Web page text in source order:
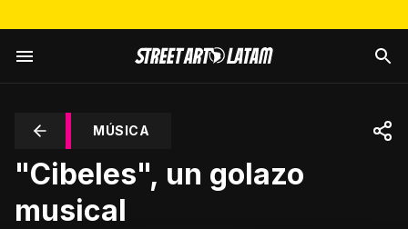
MÚSICA
"Cibeles", un golazo
musical